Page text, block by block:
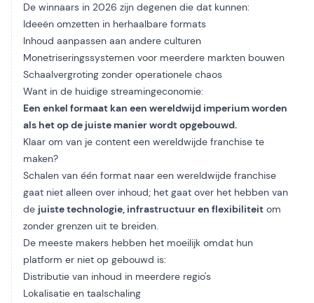
De winnaars in 2026 zijn degenen die dat kunnen:
Ideeën omzetten in herhaalbare formats
Inhoud aanpassen aan andere culturen
Monetriseringssystemen voor meerdere markten bouwen
Schaalvergroting zonder operationele chaos
Want in de huidige streamingeconomie:
Een enkel formaat kan een wereldwijd imperium worden
als het op de juiste manier wordt opgebouwd.
Klaar om van je content een wereldwijde franchise te
maken?
Schalen van één format naar een wereldwijde franchise
gaat niet alleen over inhoud; het gaat over het hebben van
de juiste technologie, infrastructuur en flexibiliteit om
zonder grenzen uit te breiden.
De meeste makers hebben het moeilijk omdat hun
platform er niet op gebouwd is:
Distributie van inhoud in meerdere regio's
Lokalisatie en taalschaling